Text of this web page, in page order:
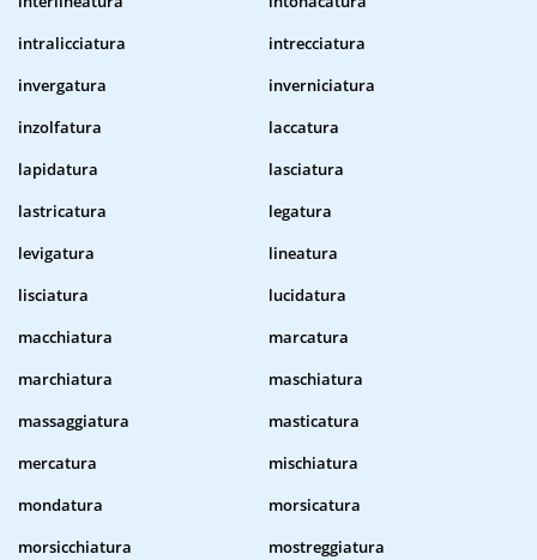
intralicciatura
intrecciatura
invergatura
inverniciatura
inzolfatura
laccatura
lapidatura
lasciatura
lastricatura
legatura
levigatura
lineatura
lisciatura
lucidatura
macchiatura
marcatura
marchiatura
maschiatura
massaggiatura
masticatura
mercatura
mischiatura
mondatura
morsicatura
morsicchiatura
mostreggiatura